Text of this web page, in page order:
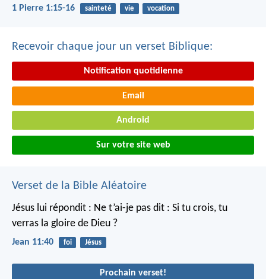
1 Pierre 1:15-16 sainteté vie vocation
Recevoir chaque jour un verset Biblique:
Notification quotidienne
Email
Android
Sur votre site web
Verset de la Bible Aléatoire
Jésus lui répondit : Ne t’ai-je pas dit : Si tu crois, tu
verras la gloire de Dieu ?
Jean 11:40 foi Jésus
Prochain verset!